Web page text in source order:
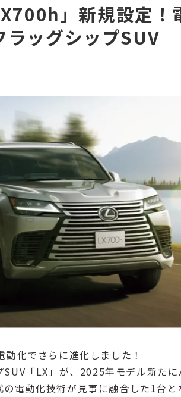
」新規設定！
ラッグシップSUV
化でさらに進化しました！
SUV「LX」が、2025年モデル新た
電動化技術が見事に融合した1台と